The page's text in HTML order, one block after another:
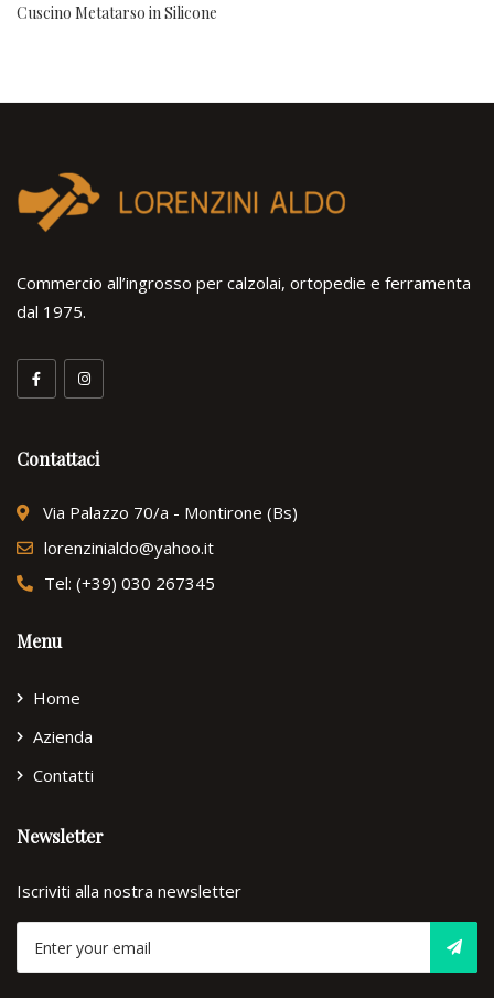
Cuscino Metatarso in Silicone
Commercio all’ingrosso per calzolai, ortopedie e ferramenta
dal 1975.
Contattaci
Via Palazzo 70/a - Montirone (Bs)
lorenzinialdo@yahoo.it
Tel: (+39) 030 267345
Menu
Home
Azienda
Contatti
Newsletter
Iscriviti alla nostra newsletter